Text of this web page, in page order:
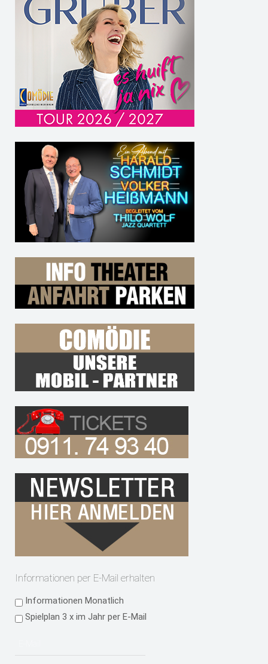
Informationen per E-Mail erhalten
Informationen Monatlich
Spielplan 3 x im Jahr per E-Mail